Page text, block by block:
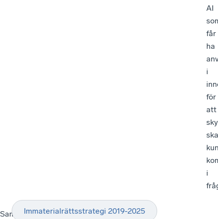
AI
får
ha
i
för
att
ska
i
Samtalsledare:
Immaterialrättsstrategi 2019-2025